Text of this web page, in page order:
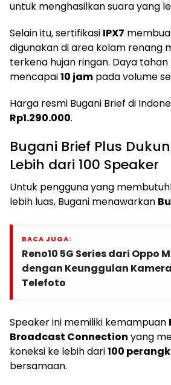
untuk menghasilkan suara yang
Selain itu, sertifikasi IPX7
digunakan di area kolam renang
terkena hujan ringan. Daya
mencapai10 jam pada volume
Harga resmi Bugani Brief di
Rp1.290.000.
Bugani Brief Plus
Lebih dari 100 Speaker
Untuk pengguna yang
lebih luas, Bugani menawarkan
BACA JUGA:
Reno10 5G Series dari Oppo
dengan Keunggulan
Telefoto
Speaker ini memiliki kemampuan
Broadcast Connection yang
koneksi ke lebih dari100
bersamaan.